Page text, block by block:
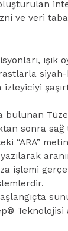
ve veri
ışık
siyah-
izleyiciyi
bulunan Tüzel
sonra sağ
“ARA”
işlemi
Teknolojisi